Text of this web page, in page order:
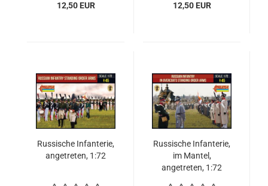
12,50 EUR
12,50 EUR
Russische Infanterie,
angetreten, 1:72
Russische Infanterie,
im Mantel,
angetreten, 1:72